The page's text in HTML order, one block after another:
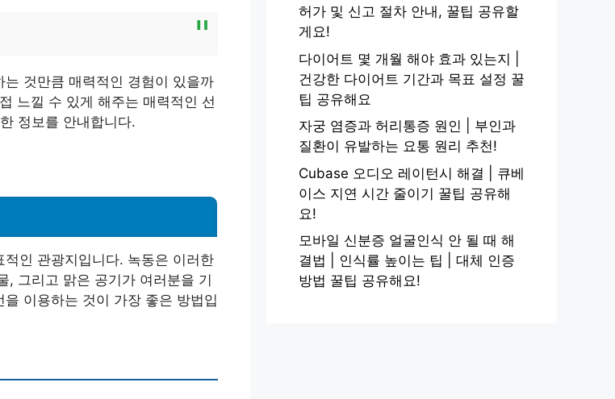
것만큼 매력적인 경험이 있을까
느낄 수 있게 해주는 매력적인 선
정보를 안내합니다.
인 관광지입니다. 녹동은 이러한
, 그리고 맑은 공기가 여러분을 기
이용하는 것이 가장 좋은 방법입
허가 및 신고 절차 안내, 꿀팁 공유할
게요!
다이어트 몇 개월 해야 효과 있는지 |
건강한 다이어트 기간과 목표 설정 꿀
팁 공유해요
자궁 염증과 허리통증 원인 | 부인과
질환이 유발하는 요통 원리 추천!
Cubase 오디오 레이턴시 해결 | 큐베
이스 지연 시간 줄이기 꿀팁 공유해
요!
모바일 신분증 얼굴인식 안 될 때 해
결법 | 인식률 높이는 팁 | 대체 인증
방법 꿀팁 공유해요!